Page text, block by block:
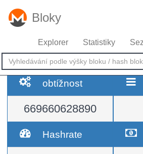
Bloky
Explorer Statistiky
obtížnost
669660628890
Hashrate